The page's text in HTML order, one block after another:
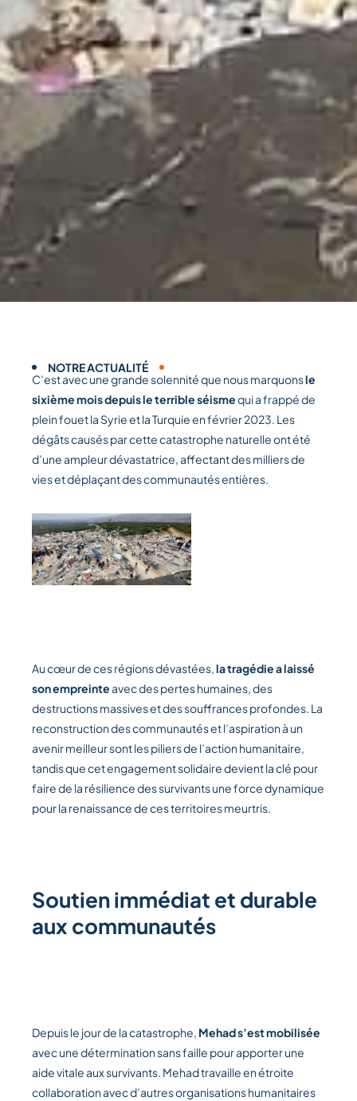
NOTRE ACTUALITÉ
C’est avec une grande solennité que nous marquonsle
sixième mois depuis le terrible séismequi a frappé de
plein fouet la Syrie et la Turquie en février 2023. Les
dégâts causés par cette catastrophe naturelle ont été
d’une ampleur dévastatrice, affectant des milliers de
vies et déplaçant des communautés entières.
Au cœur de ces régions dévastées,la tragédie a laissé
son empreinteavec des pertes humaines, des
destructions massives et des souffrances profondes. La
reconstruction des communautés et l’aspiration à un
avenir meilleur sont les piliers de l’action humanitaire,
tandis que cet engagement solidaire devient la clé pour
faire de la résilience des survivants une force dynamique
pour la renaissance de ces territoires meurtris.
Soutien immédiat et durable
aux communautés
Depuis le jour de la catastrophe, Mehad s’est mobilisée
avec une détermination sans faille pour apporter une
aide vitale aux survivants. Mehad travaille en étroite
collaboration avec d’autres organisations humanitaires